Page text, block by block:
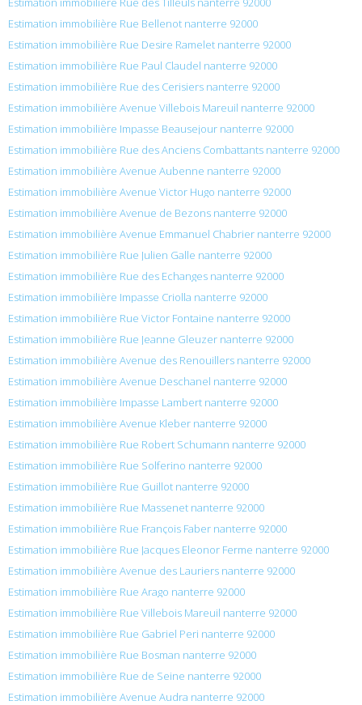
Estimation immobilière Rue Bellenot nanterre 92000
Estimation immobilière Rue Desire Ramelet nanterre 92000
Estimation immobilière Rue Paul Claudel nanterre 92000
Estimation immobilière Rue des Cerisiers nanterre 92000
Estimation immobilière Avenue Villebois Mareuil nanterre 92000
Estimation immobilière Impasse Beausejour nanterre 92000
Estimation immobilière Rue des Anciens Combattants nanterre 92000
Estimation immobilière Avenue Aubenne nanterre 92000
Estimation immobilière Avenue Victor Hugo nanterre 92000
Estimation immobilière Avenue de Bezons nanterre 92000
Estimation immobilière Avenue Emmanuel Chabrier nanterre 92000
Estimation immobilière Rue Julien Galle nanterre 92000
Estimation immobilière Rue des Echanges nanterre 92000
Estimation immobilière Impasse Criolla nanterre 92000
Estimation immobilière Rue Victor Fontaine nanterre 92000
Estimation immobilière Rue Jeanne Gleuzer nanterre 92000
Estimation immobilière Avenue des Renouillers nanterre 92000
Estimation immobilière Avenue Deschanel nanterre 92000
Estimation immobilière Impasse Lambert nanterre 92000
Estimation immobilière Avenue Kleber nanterre 92000
Estimation immobilière Rue Robert Schumann nanterre 92000
Estimation immobilière Rue Solferino nanterre 92000
Estimation immobilière Rue Guillot nanterre 92000
Estimation immobilière Rue Massenet nanterre 92000
Estimation immobilière Rue François Faber nanterre 92000
Estimation immobilière Rue Jacques Eleonor Ferme nanterre 92000
Estimation immobilière Avenue des Lauriers nanterre 92000
Estimation immobilière Rue Arago nanterre 92000
Estimation immobilière Rue Villebois Mareuil nanterre 92000
Estimation immobilière Rue Gabriel Peri nanterre 92000
Estimation immobilière Rue Bosman nanterre 92000
Estimation immobilière Rue de Seine nanterre 92000
Estimation immobilière Avenue Audra nanterre 92000